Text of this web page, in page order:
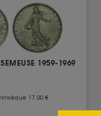
1959-1969
17.00 €